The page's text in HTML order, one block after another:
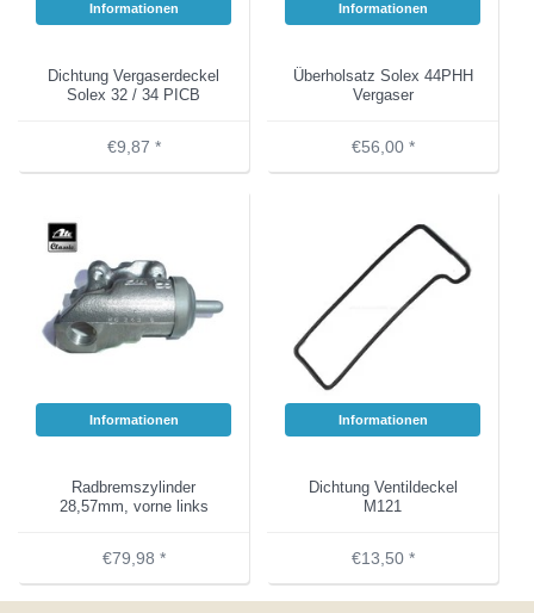
Informationen
Dichtung Vergaserdeckel
Solex 32 / 34 PICB
€9,87 *
Informationen
Überholsatz Solex 44PHH
Vergaser
€56,00 *
Informationen
Radbremszylinder
28,57mm, vorne links
€79,98 *
Informationen
Dichtung Ventildeckel
M121
€13,50 *